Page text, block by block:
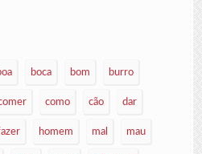
boca bom burro
como cão dar
homem mal mau